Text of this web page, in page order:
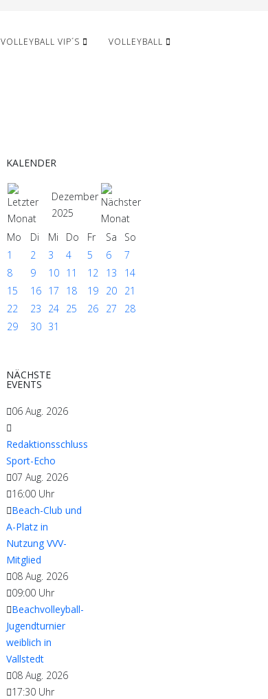
VOLLEYBALL VIP´S VOLLEYBALL
KALENDER
Dezember
2025
Mo
Di Mi Do Fr Sa
So
1
2 3 4 5 6
7
8
9 10 11 12 13
14
15
16 17 18 19 20
21
22
23 24 25 26 27
28
29
30 31
NÄCHSTE
EVENTS
06 Aug. 2026
Redaktionsschluss
Sport-Echo
07 Aug. 2026
16:00 Uhr
Beach-Club und
A-Platz in
Nutzung VVV-
Mitglied
08 Aug. 2026
09:00 Uhr
Beachvolleyball-
Jugendturnier
weiblich in
Vallstedt
08 Aug. 2026
17:30 Uhr